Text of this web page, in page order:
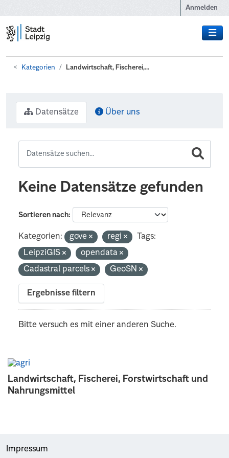
Anmelden
Kategorien Landwirtschaft, Fischerei,...
Landwirtschaft, Fischerei, Forstwirtschaft und
Nahrungsmittel
Datensätze Über uns
Keine Datensätze gefunden
Sortieren nach
Kategorien: gove regi
Tags:
LeipziGIS
opendata
Cadastral parcels
GeoSN
Ergebnisse filtern
Bitte versuch es mit einer anderen Suche.
Impressum